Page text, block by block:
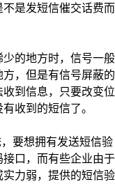
是发短信催交话费而
的地方时，信号一般
，但是有信号屏蔽的
到信息，只要改变位
收到的短信了。
要想拥有发送短信验
口，而有些企业由于
力弱，提供的短信验